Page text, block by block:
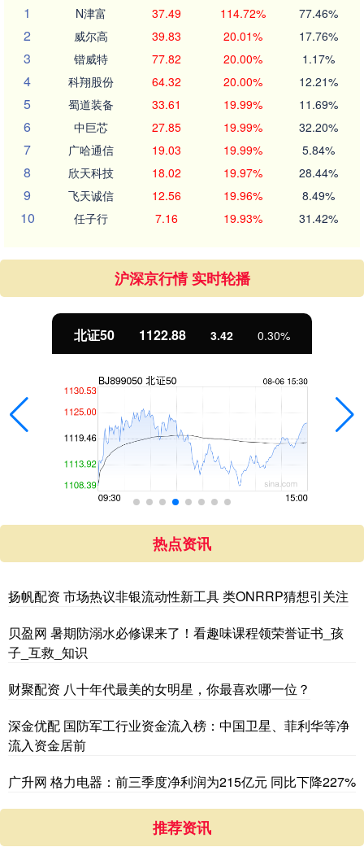
1
N津富 37.49 114.72% 77.46%
2 威尔高 39.83 20.01% 17.76%
3 锴威特 77.82 20.00% 1.17%
4 科翔股份 64.32 20.00% 12.21%
5 蜀道装备 33.61 19.99% 11.69%
6 中巨芯 27.85 19.99% 32.20%
7 广哈通信 19.03 19.99% 5.84%
8 欣天科技 18.02 19.97% 28.44%
9 飞天诚信 12.56 19.96% 8.49%
10 任子行 7.16 19.93% 31.42%
沪深京行情 实时轮播
北证50 1122.88 3.42 0.30%
热点资讯
扬帆配资 市场热议非银流动性新工具 类ONRRP猜想引关注
贝盈网 暑期防溺水必修课来了！看趣味课程领荣誉证书_孩
子_互救_知识
财聚配资 八十年代最美的女明星，你最喜欢哪一位？
深金优配 国防军工行业资金流入榜：中国卫星、菲利华等净
流入资金居前
广升网 格力电器：前三季度净利润为215亿元 同比下降227%
推荐资讯